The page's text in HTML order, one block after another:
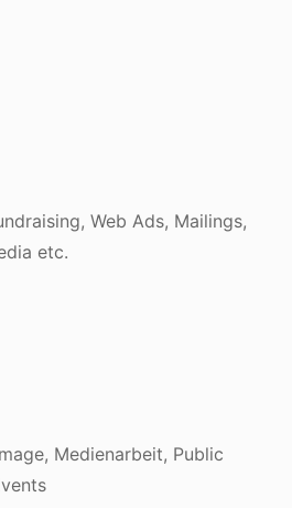
Web Ads, Mailings,
etc.
Medienarbeit, Public